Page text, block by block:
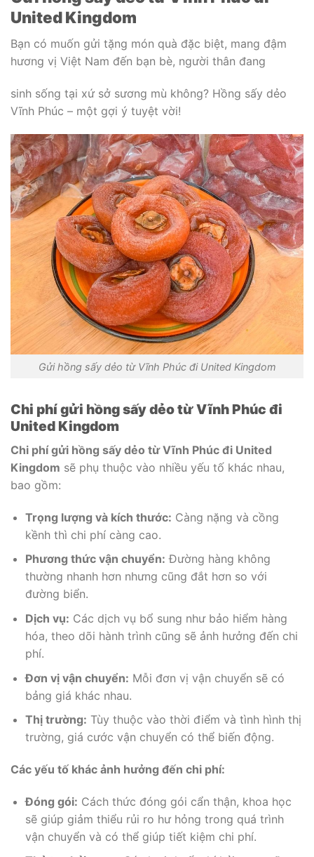
United Kingdom
Bạn có muốn gửi tặng món quà đặc biệt, mang đậm
hương vị Việt Nam đến bạn bè, người thân đang
sinh sống tại xứ sở sương mù không? Hồng sấy dẻo
Vĩnh Phúc – một gợi ý tuyệt vời!
Gửi hồng sấy dẻo từ Vĩnh Phúc đi United Kingdom
Chi phí gửi hồng sấy dẻo từ Vĩnh Phúc đi
United Kingdom
Chi phí gửi hồng sấy dẻo từ Vĩnh Phúc đi United
Kingdom sẽ phụ thuộc vào nhiều yếu tố khác nhau,
bao gồm:
Trọng lượng và kích thước: Càng nặng và cồng
kềnh thì chi phí càng cao.
Phương thức vận chuyển: Đường hàng không
thường nhanh hơn nhưng cũng đắt hơn so với
đường biển.
Dịch vụ: Các dịch vụ bổ sung như bảo hiểm hàng
hóa, theo dõi hành trình cũng sẽ ảnh hưởng đến chi
phí.
Đơn vị vận chuyển: Mỗi đơn vị vận chuyển sẽ có
bảng giá khác nhau.
Thị trường: Tùy thuộc vào thời điểm và tình hình thị
trường, giá cước vận chuyển có thể biến động.
Các yếu tố khác ảnh hưởng đến chi phí:
Đóng gói: Cách thức đóng gói cẩn thận, khoa học
sẽ giúp giảm thiểu rủi ro hư hỏng trong quá trình
vận chuyển và có thể giúp tiết kiệm chi phí.